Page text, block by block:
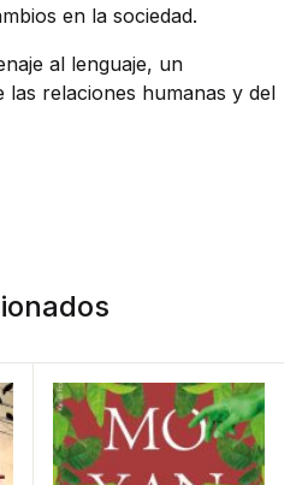
en la sociedad.
al lenguaje, un
las relaciones humanas y del